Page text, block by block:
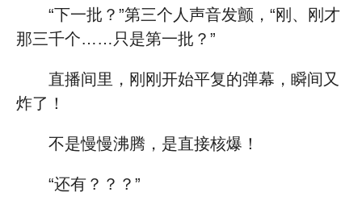
“下一批？”第三个人声音发颤，“刚、刚才
那三千个……只是第一批？”
直播间里，刚刚开始平复的弹幕，瞬间又
炸了！
不是慢慢沸腾，是直接核爆！
“还有？？？”